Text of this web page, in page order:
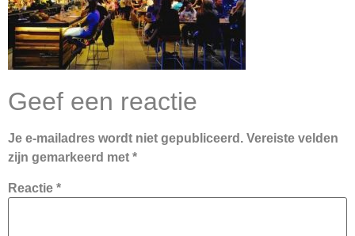
Geef een reactie
Je e-mailadres wordt niet gepubliceerd. Vereiste velden
zijn gemarkeerd met *
Reactie *